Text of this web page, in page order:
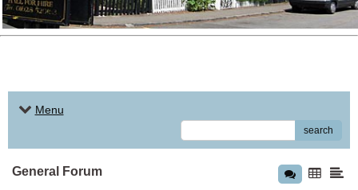
Menu
search
General Forum